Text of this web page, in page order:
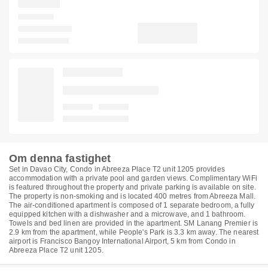
Om denna fastighet
Set in Davao City, Condo in Abreeza Place T2 unit 1205 provides
accommodation with a private pool and garden views. Complimentary WiFi
is featured throughout the property and private parking is available on site.
The property is non-smoking and is located 400 metres from Abreeza Mall.
The air-conditioned apartment is composed of 1 separate bedroom, a fully
equipped kitchen with a dishwasher and a microwave, and 1 bathroom.
Towels and bed linen are provided in the apartment. SM Lanang Premier is
2.9 km from the apartment, while People's Park is 3.3 km away. The nearest
airport is Francisco Bangoy International Airport, 5 km from Condo in
Abreeza Place T2 unit 1205.